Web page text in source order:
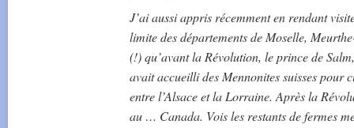
J’ai aussi appris récemment en rendant
limite des départements de Moselle,
(!) qu’avant la Révolution, le prince de
avait accueilli des Mennonites suisses pour
entre l’Alsace et la Lorraine. Après la
au … Canada. Vois les restants de fermes